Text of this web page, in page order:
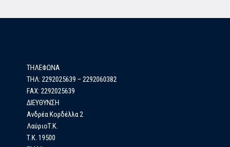
ΤΗΛΕΦΩΝΑ
ΤΗΛ: 2292025639 – 2292060382
FAX: 2292025639
ΔΙΕΥΘΥΝΣΗ
Ανδρέα Κορδέλλα 2
ΛαύριοΤ.Κ.
Τ.Κ. 19500